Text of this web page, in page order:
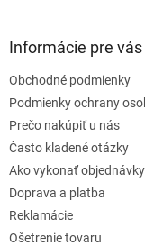
Informácie pre vás
Obchodné podmienky
Podmienky ochrany
Prečo nakúpiť u nás
Často kladené otázky
Ako vykonať objednávky
Doprava a platba
Reklamácie
Ošetrenie tovaru